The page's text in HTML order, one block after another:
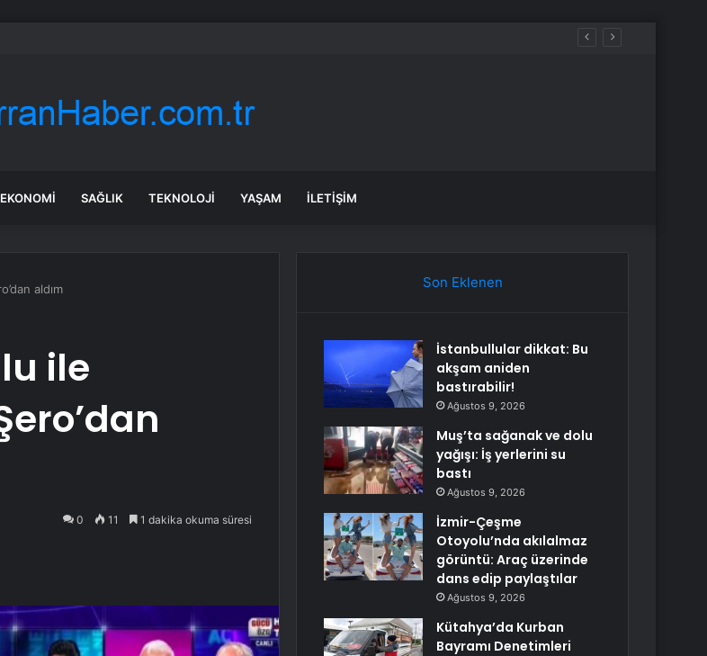
İş yerlerini su bastı
EKONOMI SAĞLIK TEKNOLOJI YAŞAM İLETIŞIM
aldım
ile
0 11 1 dakika okuma süresi
Son Eklenen
İstanbullular dikkat: Bu
akşam aniden
bastırabilir!
Ağustos 9, 2026
Muş’ta sağanak ve dolu
yağışı: İş yerlerini su
bastı
Ağustos 9, 2026
İzmir-Çeşme
Otoyolu’nda akılalmaz
görüntü: Araç üzerinde
dans edip paylaştılar
Ağustos 9, 2026
Kütahya’da Kurban
Bayramı Denetimleri